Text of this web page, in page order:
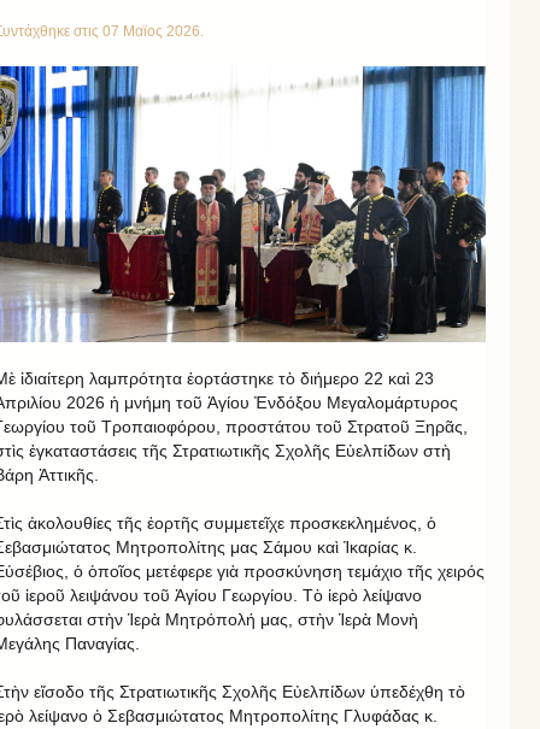
στις 07 Μαϊος 2026
ἰδιαίτερη λαμπρότητα ἐορτάστηκε τὸ διήμερο 22 καὶ 23
2026 ἡ μνήμη τοῦ Ἁγίου Ἐνδόξου Μεγαλομάρτυρος
τοῦ Τροπαιοφόρου, προστάτου τοῦ Στρατοῦ Ξηρᾶς,
ἐγκαταστάσεις τῆς Στρατιωτικῆς Σχολῆς Εὐελπίδων στὴ
Ἀττικῆς.
ἀκολουθίες τῆς ἑορτῆς συμμετεῖχε προσκεκλημένος, ὁ
Μητροπολίτης μας Σάμου καὶ Ἰκαρίας κ.
ὁ ὁποῖος μετέφερε γιὰ προσκύνηση τεμάχιο τῆς χειρός
ἱεροῦ λειψάνου τοῦ Ἁγίου Γεωργίου. Τὸ ἱερὸ λείψανο
στὴν Ἱερὰ Μητρόπολή μας, στὴν Ἱερὰ Μονὴ
Παναγίας.
εἴσοδο τῆς Στρατιωτικῆς Σχολῆς Εὐελπίδων ὑπεδέχθη τὸ
λείψανο ὁ Σεβασμιώτατος Μητροπολίτης Γλυφάδας κ.